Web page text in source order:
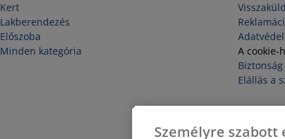
Kert
Lakberendezés
Előszoba
Minden kategória
A cookie-
Biztonság
Elállás a
Személyre